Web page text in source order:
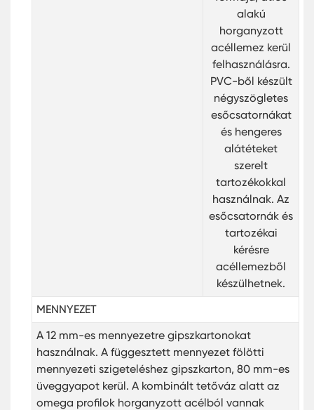
alakú
horganyzott
acéllemez kerül
felhasználásra.
PVC-ből készült
négyszögletes
esőcsatornákat
és hengeres
alátéteket
szerelt
tartozékokkal
használnak. Az
esőcsatornák és
tartozékai
kérésre
acéllemezből
készülhetnek.
MENNYEZET
A 12 mm-es mennyezetre gipszkartonokat
használnak. A függesztett mennyezet fölötti
mennyezeti szigeteléshez gipszkarton, 80 mm-es
üveggyapot kerül. A kombinált tetőváz alatt az
omega profilok horganyzott acélból vannak